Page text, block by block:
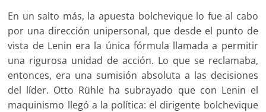
En un salto más, la apuesta bolchevique lo fue al cabo
por una dirección unipersonal, que desde el punto de
vista de Lenin era la única fórmula llamada a permitir
una rigurosa unidad de acción. Lo que se reclamaba,
entonces, era una sumisión absoluta a las decisiones
del líder. Otto Rühle ha subrayado que con Lenin el
maquinismo llegó a la política: el dirigente bolchevique